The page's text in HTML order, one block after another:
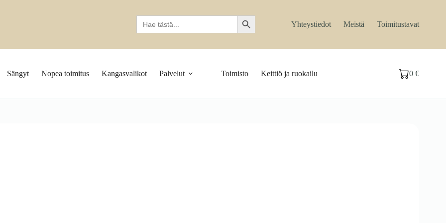
Search
for:
Search Button Yhteystiedot Meistä Toimitustavat
Sängyt Nopea toimitus Kangasvalikot Palvelut Toimisto Keittiö ja ruokailu Ostoskori
0€